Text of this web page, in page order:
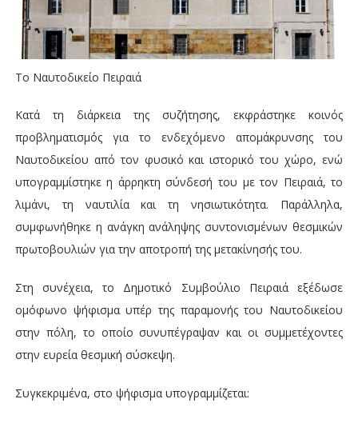
Το Ναυτοδικείο Πειραιά
Κατά τη διάρκεια της συζήτησης, εκφράστηκε κοινός
προβληματισμός για το ενδεχόμενο απομάκρυνσης του
Ναυτοδικείου από τον φυσικό και ιστορικό του χώρο, ενώ
υπογραμμίστηκε η άρρηκτη σύνδεσή του με τον Πειραιά, το
λιμάνι, τη ναυτιλία και τη νησιωτικότητα. Παράλληλα,
συμφωνήθηκε η ανάγκη ανάληψης συντονισμένων θεσμικών
πρωτοβουλιών για την αποτροπή της μετακίνησής του.
Στη συνέχεια, το Δημοτικό Συμβούλιο Πειραιά εξέδωσε
ομόφωνο ψήφισμα υπέρ της παραμονής του Ναυτοδικείου
στην πόλη, το οποίο συνυπέγραψαν και οι συμμετέχοντες
στην ευρεία θεσμική σύσκεψη.
Συγκεκριμένα, στο ψήφισμα υπογραμμίζεται: